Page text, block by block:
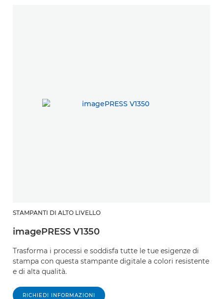
STAMPANTI DI ALTO LIVELLO
imagePRESS V1350
Trasforma i processi e soddisfa tutte le tue esigenze di
stampa con questa stampante digitale a colori resistente
e di alta qualità.
RICHIEDI INFORMAZIONI